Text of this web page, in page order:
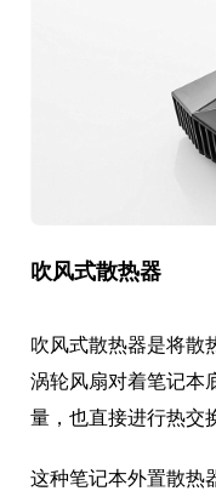
吹风式散热器
吹风式散热器是将散
涡轮风扇对着笔记本
量，也直接进行热交
这种笔记本外置散热